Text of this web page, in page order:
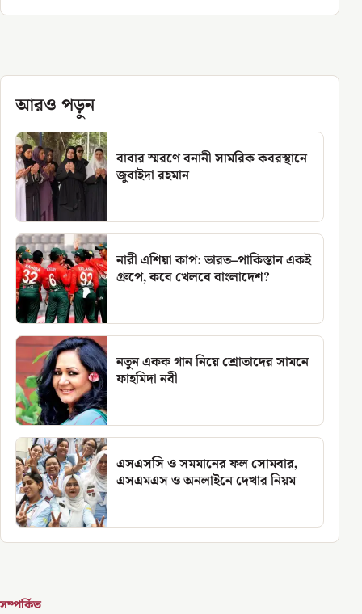
আরও পড়ুন
বাবার স্মরণে বনানী সামরিক কবরস্থানে
জুবাইদা রহমান
নারী এশিয়া কাপ: ভারত–পাকিস্তান একই
গ্রুপে, কবে খেলবে বাংলাদেশ?
নতুন একক গান নিয়ে শ্রোতাদের সামনে
ফাহমিদা নবী
এসএসসি ও সমমানের ফল সোমবার,
এসএমএস ও অনলাইনে দেখার নিয়ম
সম্পর্কিত